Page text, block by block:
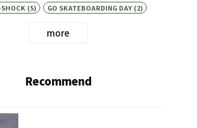
(5) GO SKATEBOARDING DAY(2)
more
Recommend